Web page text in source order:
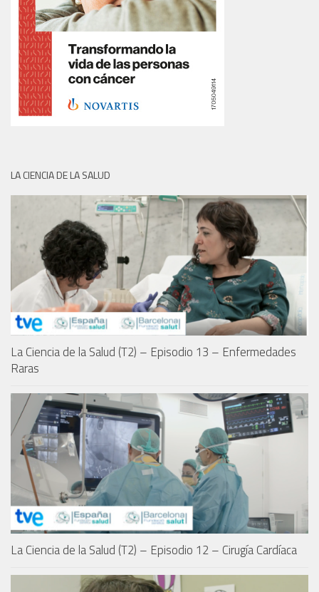
LA CIENCIA DE LA SALUD
La Ciencia de la Salud (T2) – Episodio 13 – Enfermedades
Raras
La Ciencia de la Salud (T2) – Episodio 12 – Cirugía Cardíaca